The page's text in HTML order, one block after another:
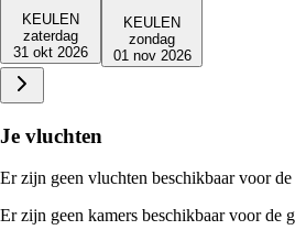
KEULEN
zaterdag
31 okt 2026
KEULEN
zondag
01 nov 2026
Je vluchten
Er zijn geen vluchten beschikbaar voor de
Er zijn geen kamers beschikbaar voor de